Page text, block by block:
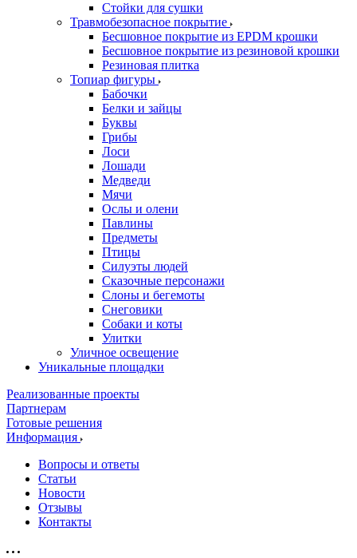
Стойки для сушки
Травмобезопасное покрытие
Бесшовное покрытие из EPDM крошки
Бесшовное покрытие из резиновой крошки
Резиновая плитка
Топиар фигуры
Бабочки
Белки и зайцы
Буквы
Грибы
Лоси
Лошади
Медведи
Мячи
Ослы и олени
Павлины
Предметы
Птицы
Силуэты людей
Сказочные персонажи
Слоны и бегемоты
Снеговики
Собаки и коты
Улитки
Уличное освещение
Уникальные площадки
Реализованные проекты
Партнерам
Готовые решения
Информация
Вопросы и ответы
Статьи
Новости
Отзывы
Контакты